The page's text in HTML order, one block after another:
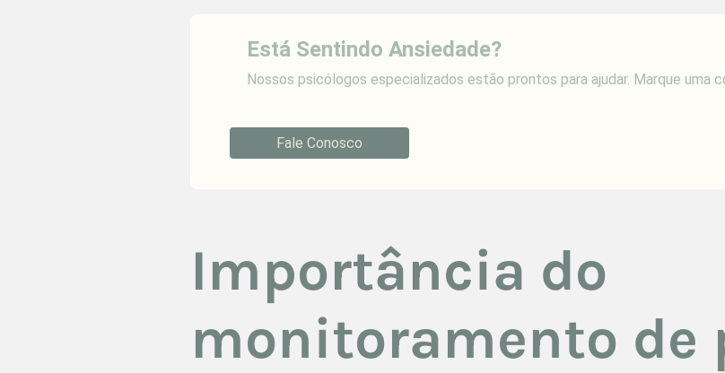
Está Sentindo Ansiedade?
Nossos psicólogos especializados estão prontos para ajudar. Marque uma
Fale Conosco
Importância do
monitoramento de